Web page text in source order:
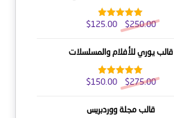
تم التقييم
5.00من 5
$250.00
$125.00
قالب يوري للأفلام والمسلسلات
تم التقييم
5.00من 5
$275.00
$150.00
قالب مجلة ووردبريس